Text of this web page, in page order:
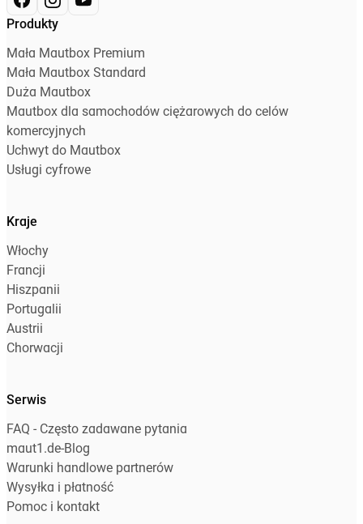
Produkty
Mała Mautbox Premium
Mała Mautbox Standard
Duża Mautbox
Mautbox dla samochodów ciężarowych do celów
komercyjnych
Uchwyt do Mautbox
Usługi cyfrowe
Kraje
Włochy
Francji
Hiszpanii
Portugalii
Austrii
Chorwacji
Serwis
FAQ - Często zadawane pytania
maut1.de-Blog
Warunki handlowe partnerów
Wysyłka i płatność
Pomoc i kontakt